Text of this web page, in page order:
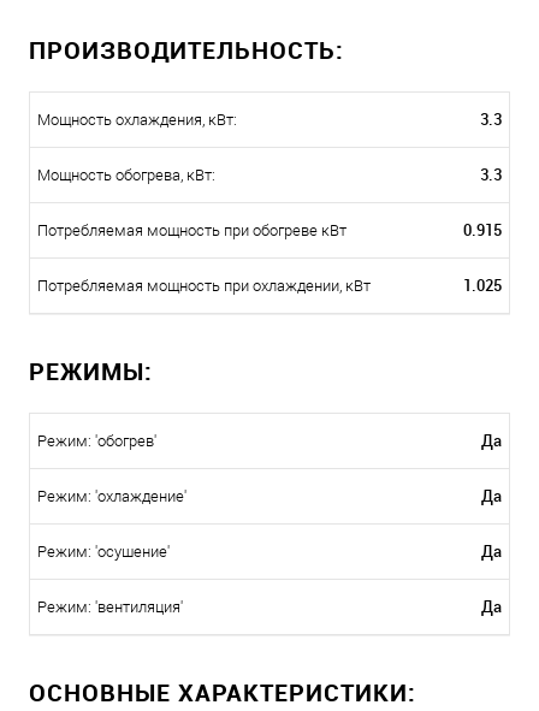
ПРОИЗВОДИТЕЛЬНОСТЬ:
Мощность охлаждения, кВт: 3.3
Мощность обогрева, кВт: 3.3
Потребляемая мощность при обогреве кВт 0.915
Потребляемая мощность при охлаждении, кВт 1.025
РЕЖИМЫ:
Режим: 'обогрев' Да
Режим: 'охлаждение' Да
Режим: 'осушение' Да
Режим: 'вентиляция' Да
ОСНОВНЫЕ ХАРАКТЕРИСТИКИ: